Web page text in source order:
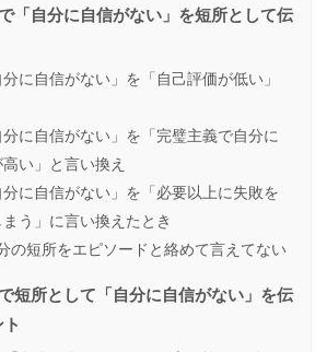
「自分に自信がない」を短所として伝
に自信がない」を「自己評価が低い」
に自信がない」を「完璧主義で自分に
い」と言い換え
に自信がない」を「必要以上に失敗を
う」に言い換えたとき
の短所をエピソードと絡めて言えてない
短所として「自分に自信がない」を伝